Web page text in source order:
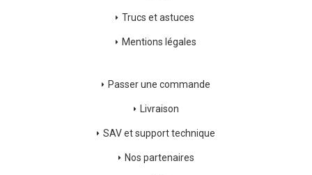
Trucs et astuces
Mentions légales
Passer une commande
Livraison
SAV et support technique
Nos partenaires